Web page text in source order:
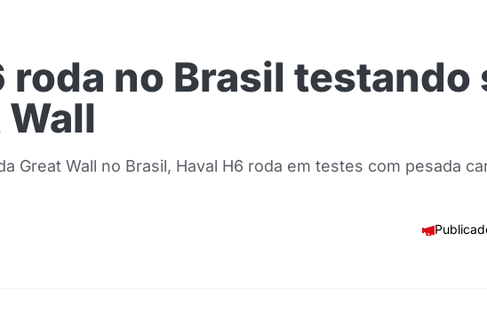
roda no Brasil testando
Great Wall no Brasil, Haval H6 roda em testes com pesada